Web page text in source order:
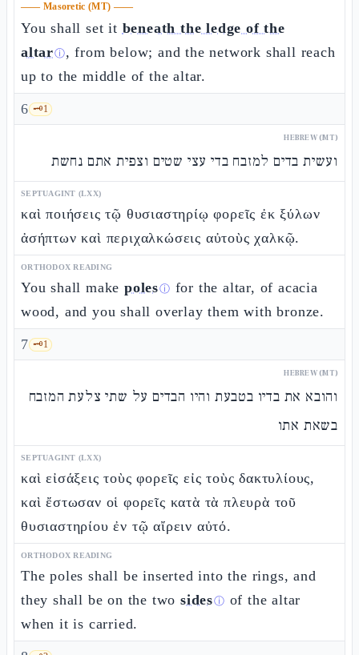
—— Masoretic (MT) ——
You shall set it beneath the ledge of the
altarⓘ, from below; and the network shall reach
up to the middle of the altar.
6 🗝️1
HEBREW (MT)
ועשית בדים למזבח בדי עצי שטים וצפית אתם נחשת
SEPTUAGINT (LXX)
καὶ ποιήσεις τῷ θυσιαστηρίῳ φορεῖς ἐκ ξύλων
ἀσήπτων καὶ περιχαλκώσεις αὐτοὺς χαλκῷ.
ORTHODOX READING
You shall make polesⓘ for the altar, of acacia
wood, and you shall overlay them with bronze.
7 🗝️1
HEBREW (MT)
והובא את בדיו בטבעת והיו הבדים על שתי צלעת המזבח
בשאת אתו
SEPTUAGINT (LXX)
καὶ εἰσάξεις τοὺς φορεῖς εἰς τοὺς δακτυλίους,
καὶ ἔστωσαν οἱ φορεῖς κατὰ τὰ πλευρὰ τοῦ
θυσιαστηρίου ἐν τῷ αἴρειν αὐτό.
ORTHODOX READING
The poles shall be inserted into the rings, and
they shall be on the twosidesⓘ of the altar
when it is carried.